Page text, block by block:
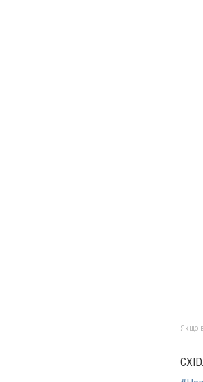
Якщо